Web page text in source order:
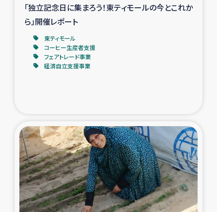
アグロフォレストリー（カカオ）事業
「独立記念日に集まろう！東ティモールの今とこれか
ら」開催レポート
東ティモール
コーヒー生産者支援
フェアトレード事業
経済自立支援事業